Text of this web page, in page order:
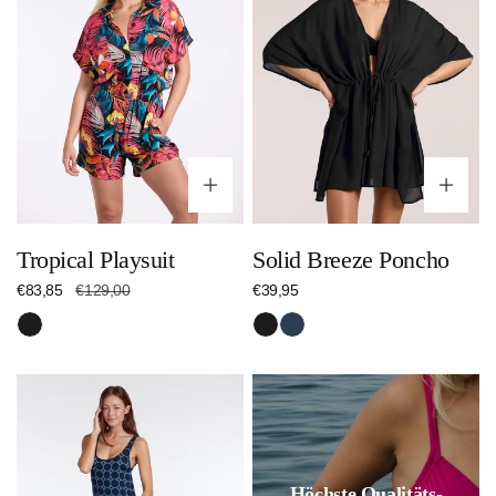
Optionen wählen
Tropical Playsuit
Verkaufspreis
€83,85
Regulärer
Preis
€129,00
Schwarz
Solid Breeze Poncho
Regulärer
Preis
€39,95
SchwarzNachtblau